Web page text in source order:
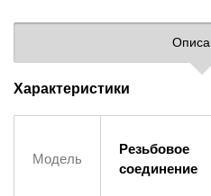
Характеристики
Модель
Резьбовое
соединение